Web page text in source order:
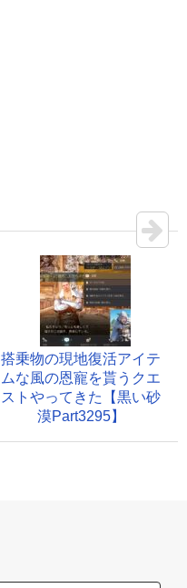
搭乗物の現地復活アイテ
ムな風の恩寵を貰うクエ
ストやってきた【黒い砂
漠Part3295】